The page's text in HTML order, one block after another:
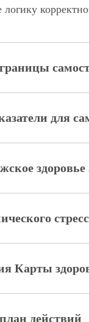
для
здоровье
Карты
действий